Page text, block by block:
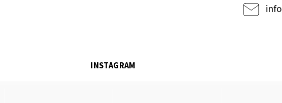
info
INSTAGRAM